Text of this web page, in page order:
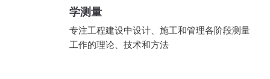
学测量
专注工程建设中设计、施工和管理各阶段测量
工作的理论、技术和方法